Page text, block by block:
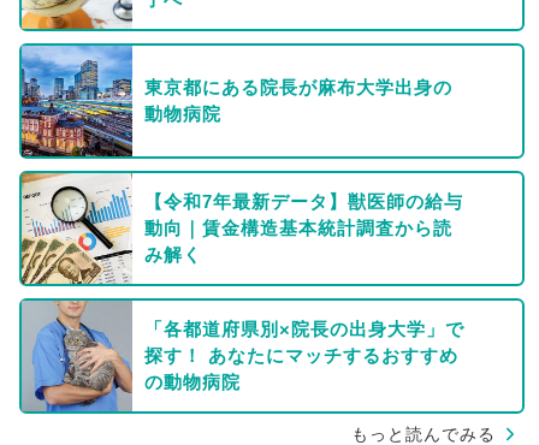
東京都にある院長が麻布大学出身の
動物病院
【令和7年最新データ】獣医師の給与
動向｜賃金構造基本統計調査から読
み解く
「各都道府県別×院長の出身大学」で
探す！ あなたにマッチするおすすめ
の動物病院
もっと読んでみる